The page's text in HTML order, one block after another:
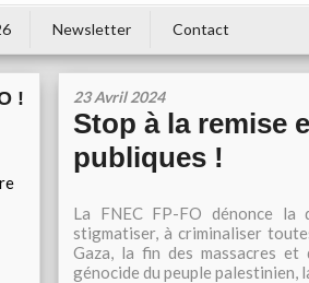
Newsletter Contact
! 23 Avril 2024
Stop à la remise
publiques !
La FNEC FP-FO dénonce
stigmatiser, à criminaliser
Gaza, la fin des massacres et
génocide du peuple palestinien,